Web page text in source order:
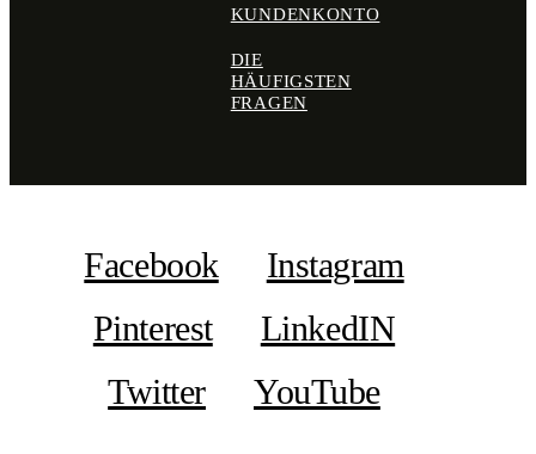
KUNDENKONTO
DIE
HÄUFIGSTEN
FRAGEN
Facebook
Instagram
Pinterest
LinkedIN
Twitter
YouTube